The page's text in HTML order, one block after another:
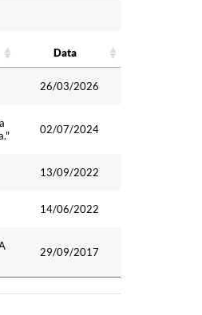
Data
26/03/2026
02/07/2024
13/09/2022
14/06/2022
29/09/2017